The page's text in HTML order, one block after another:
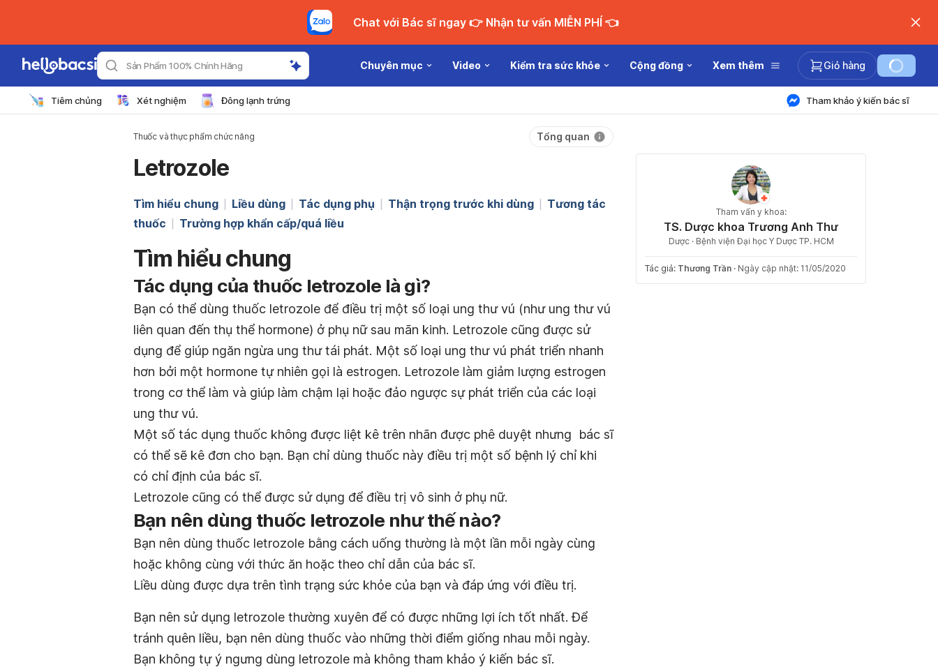
Chat với Bác sĩ ngay 👉 Nhận tư vấn MIỄN PHÍ 👈
Sản Phẩm 100% Chính Hãng Chuyên mục Video Kiểm tra sức khỏe Cộng đồng Xem thêm Giỏ hàng
Tiêm chủng Xét nghiệm Đông lạnh trứng Tham khảo ý kiến bác sĩ
Thuốc và thực phẩm chức năng Tổng quan
Letrozole
Tìm hiểu chung Liều dùng Tác dụng phụ Thận trọng trước khi dùng
Tương tác
thuốc
Trường hợp khẩn cấp/quá liều
Tìm hiểu chung
Tác dụng của thuốc letrozole là gì?
Bạn có thể dùng thuốc letrozole để điều trị một số loại ung thư vú (như ung thư vú
liên quan đến thụ thể hormone) ở phụ nữ sau mãn kinh. Letrozole cũng được sử
dụng để giúp ngăn ngừa ung thư tái phát. Một số loại ung thư vú phát triển nhanh
hơn bởi một hormone tự nhiên gọi là estrogen. Letrozole làm giảm lượng estrogen
trong cơ thể làm và giúp làm chậm lại hoặc đảo ngược sự phát triển của các loại
ung thư vú.
Một số tác dụng thuốc không được liệt kê trên nhãn được phê duyệt nhưng bác sĩ
có thể sẽ kê đơn cho bạn. Bạn chỉ dùng thuốc này điều trị một số bệnh lý chỉ khi
có chỉ định của bác sĩ.
Letrozole cũng có thể được sử dụng để điều trị vô sinh ở phụ nữ.
Bạn nên dùng thuốc letrozole như thế nào?
Bạn nên dùng thuốc letrozole bằng cách uống thường là một lần mỗi ngày cùng
hoặc không cùng với thức ăn hoặc theo chỉ dẫn của bác sĩ.
Liều dùng được dựa trên tình trạng sức khỏe của bạn và đáp ứng với điều trị.
Bạn nên sử dụng letrozole thường xuyên để có được những lợi ích tốt nhất. Để
tránh quên liều, bạn nên dùng thuốc vào những thời điểm giống nhau mỗi ngày.
Bạn không tự ý ngưng dùng letrozole mà không tham khảo ý kiến bác sĩ.
Tham vấn y khoa:
TS. Dược khoa Trương Anh Thư
Dược · Bệnh viện Đại học Y Dược TP. HCM
Tác giả: Thương Trần · Ngày cập nhật: 11/05/2020